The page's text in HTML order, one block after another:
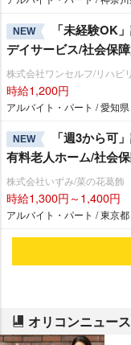
NEW
「未経験OK
デイサービス/社会保
株式会社ワンセルフ/リハビ
時給1,200円
アルバイト・パート / 愛知県
NEW
「週3から可
有料老人ホーム/社会
株式会社いずみ/菜の花葛飾
時給1,300円～1,400円
アルバイト・パート / 東京都
オリコンニュー